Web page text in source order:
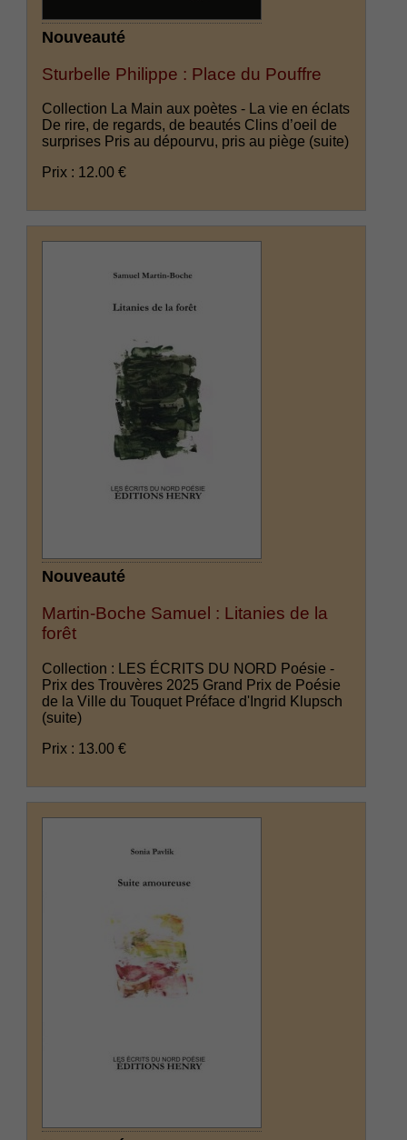
Nouveauté
Sturbelle Philippe : Place du Pouffre
Collection La Main aux poètes - La vie en éclats
De rire, de regards, de beautés Clins d’oeil de
surprises Pris au dépourvu, pris au piège (suite)
Prix : 12.00 €
Nouveauté
Martin-Boche Samuel : Litanies de la
forêt
Collection : LES ÉCRITS DU NORD Poésie -
Prix des Trouvères 2025 Grand Prix de Poésie
de la Ville du Touquet Préface d'Ingrid Klupsch
(suite)
Prix : 13.00 €